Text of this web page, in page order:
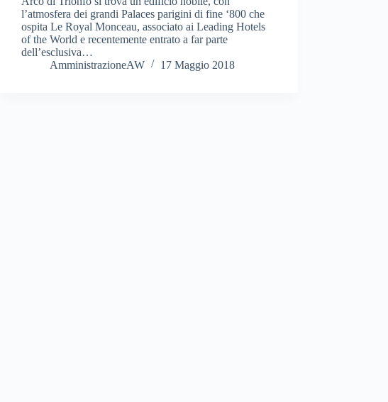
l’atmosfera dei grandi Palaces parigini di fine ‘800 che
ospita Le Royal Monceau, associato ai Leading Hotels
of the World e recentemente entrato a far parte
dell’esclusiva…
AmministrazioneAW
17 Maggio 2018